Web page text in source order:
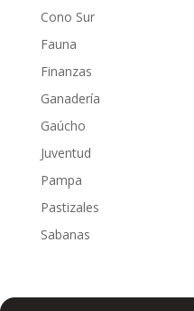
Cono Sur
Fauna
Finanzas
Ganadería
Gaúcho
Juventud
Pampa
Pastizales
Sabanas